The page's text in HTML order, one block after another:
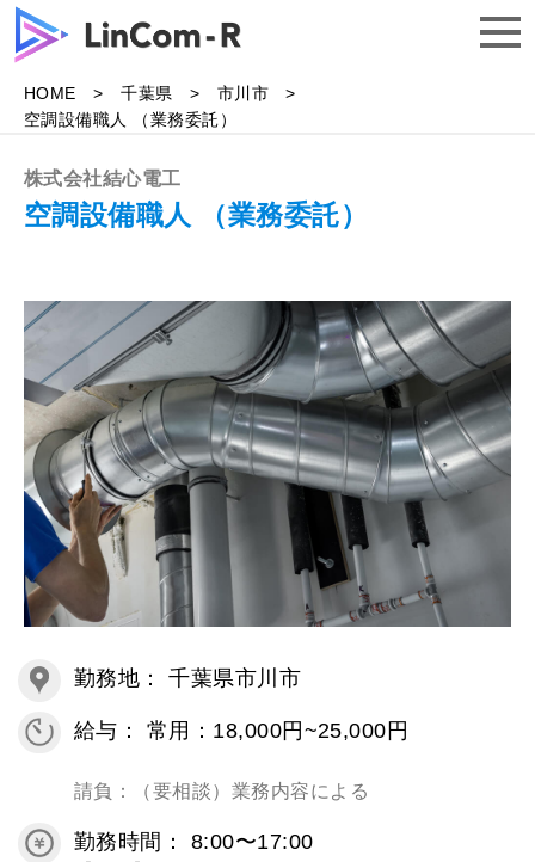
求人一覧
企業様はこちら
無料で相談する
HOME 千葉県
市川市
空調設備職人 （業務委託）
株式会社結心電工
空調設備職人 （業務委託）
勤務地： 千葉県市川市
給与： 常用：18,000円~25,000円
請負：（要相談）業務内容による
勤務時間： 8:00〜17:00